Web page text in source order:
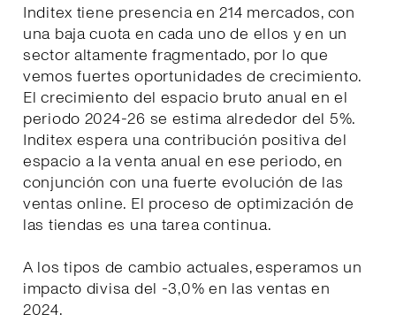
Inditex tiene presencia en 214 mercados, con
una baja cuota en cada uno de ellos y en un
sector altamente fragmentado, por lo que
vemos fuertes oportunidades de crecimiento.
El crecimiento del espacio bruto anual en el
periodo 2024-26 se estima alrededor del 5%.
Inditex espera una contribución positiva del
espacio a la venta anual en ese periodo, en
conjunción con una fuerte evolución de las
ventas online. El proceso de optimización de
las tiendas es una tarea continua.
A los tipos de cambio actuales, esperamos un
impacto divisa del -3,0% en las ventas en
2024.